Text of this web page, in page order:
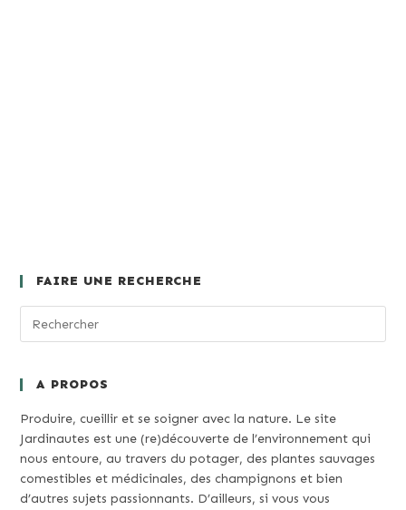
FAIRE UNE RECHERCHE
A PROPOS
Produire, cueillir et se soigner avec la nature. Le site
Jardinautes est une (re)découverte de l’environnement qui
nous entoure, au travers du potager, des plantes sauvages
comestibles et médicinales, des champignons et bien
d’autres sujets passionnants. D’ailleurs, si vous vous